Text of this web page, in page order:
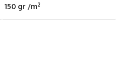
150 gr /m2